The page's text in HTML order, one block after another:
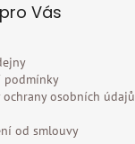
Vás
podmínky
ochrany osobních údajů
od smlouvy